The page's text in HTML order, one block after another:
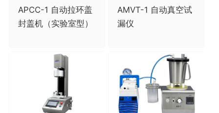
APCC-1 自动拉环盖
封盖机（实验室型）
AMVT-1 自动真空试
漏仪